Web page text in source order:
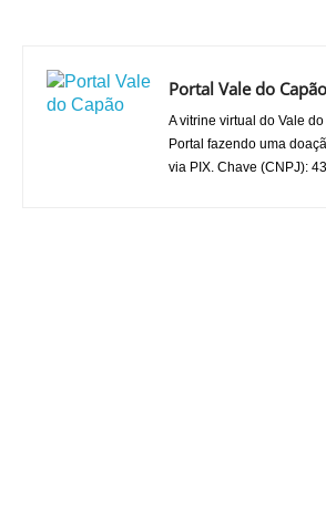
Portal Vale do Capão
A vitrine virtual do Vale
Portal fazendo uma
via PIX. Chave (CNPJ):